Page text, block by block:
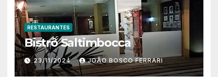
RESTAURANTES
Bistrô Saltimbocca
23/11/2024 JOÃO BOSCO FERRARI